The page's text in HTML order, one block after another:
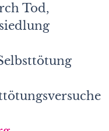
Tod,